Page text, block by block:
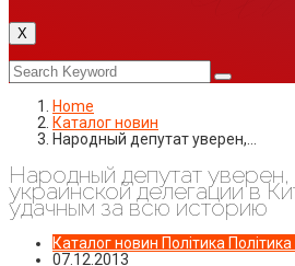
X
Home
Каталог новин
Народный депутат уверен,…
Народный депутат уверен,
украинской делегации в
удачным за всю историю
Каталог новин Політика Політика
07.12.2013